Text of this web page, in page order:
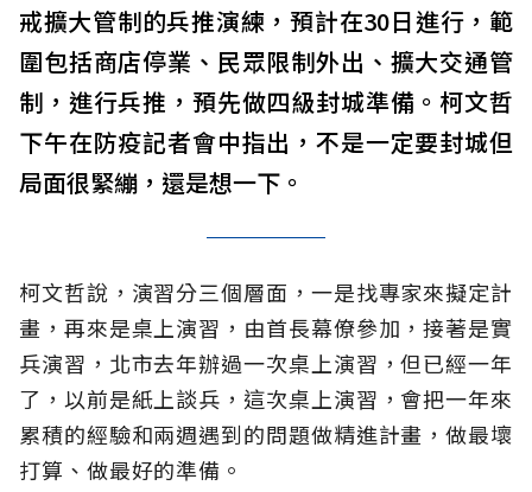
戒擴大管制的兵推演練，預計在30日進行，範
圍包括商店停業、民眾限制外出、擴大交通管
制，進行兵推，預先做四級封城準備。柯文哲
下午在防疫記者會中指出，不是一定要封城但
局面很緊繃，還是想一下。
柯文哲說，演習分三個層面，一是找專家來擬定計
畫，再來是桌上演習，由首長幕僚參加，接著是實
兵演習，北市去年辦過一次桌上演習，但已經一年
了，以前是紙上談兵，這次桌上演習，會把一年來
累積的經驗和兩週遇到的問題做精進計畫，做最壞
打算、做最好的準備。